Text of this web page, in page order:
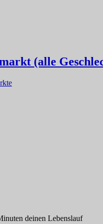
(alle
deinen Lebenslauf